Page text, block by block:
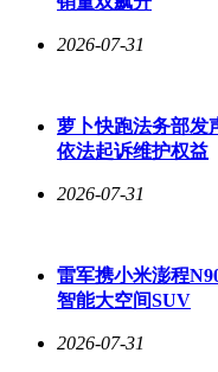
2026-07-31
萝卜快跑法务部发
依法起诉维护权益
2026-07-31
雷军携小米澎程
智能大空间SUV
2026-07-31